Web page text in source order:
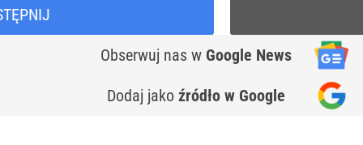
Obserwuj nas w Google News
Dodaj jako źródło w Google